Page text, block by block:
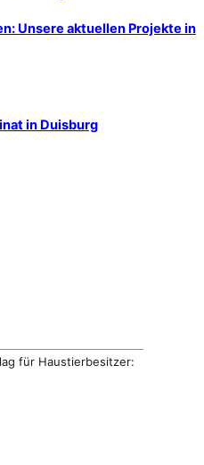
Unsere aktuellen Projekte in
in Duisburg
für Haustierbesitzer: